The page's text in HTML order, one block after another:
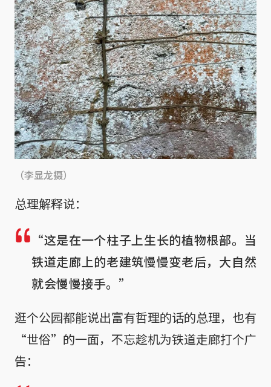
（李显龙摄）
总理解释说：
“这是在一个柱子上生长的植物根部。当
铁道走廊上的老建筑慢慢变老后，大自然
就会慢慢接手。”
逛个公园都能说出富有哲理的话的总理，也有
“世俗”的一面，不忘趁机为铁道走廊打个广
告：